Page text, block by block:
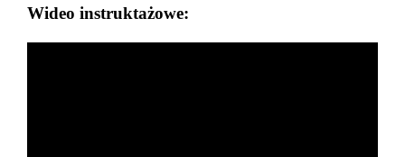
Wideo instruktażowe: